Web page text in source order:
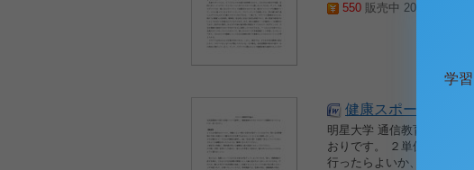
550 販売中 2026/01/27
健康スポーツ科学論
明星大学 通信教育 健康ス
おりです。 ２単位目 生活
行ったらよいか、述べなさ
学